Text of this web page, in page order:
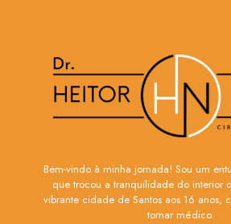
Bem-vindo à minha jornada! Sou um
que trocou a tranquilidade do interior
vibrante cidade de Santos aos 16 anos,
tornar médico.